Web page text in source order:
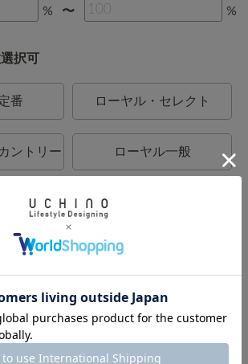
% 〜 %
択可
番 ローヤル・セレクト
ントリー ローヤル一般
ール
UCHINO relax
UCHINO×mucava
art ウチノタオルギャラリー